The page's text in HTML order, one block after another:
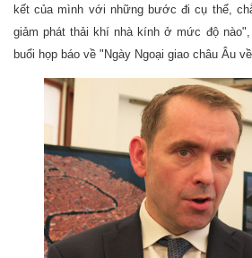
kết của mình với những bước đi cụ thể,
giảm phát thải khí nhà kính ở mức độ
buổi họp báo về "Ngày Ngoại giao châu Âu